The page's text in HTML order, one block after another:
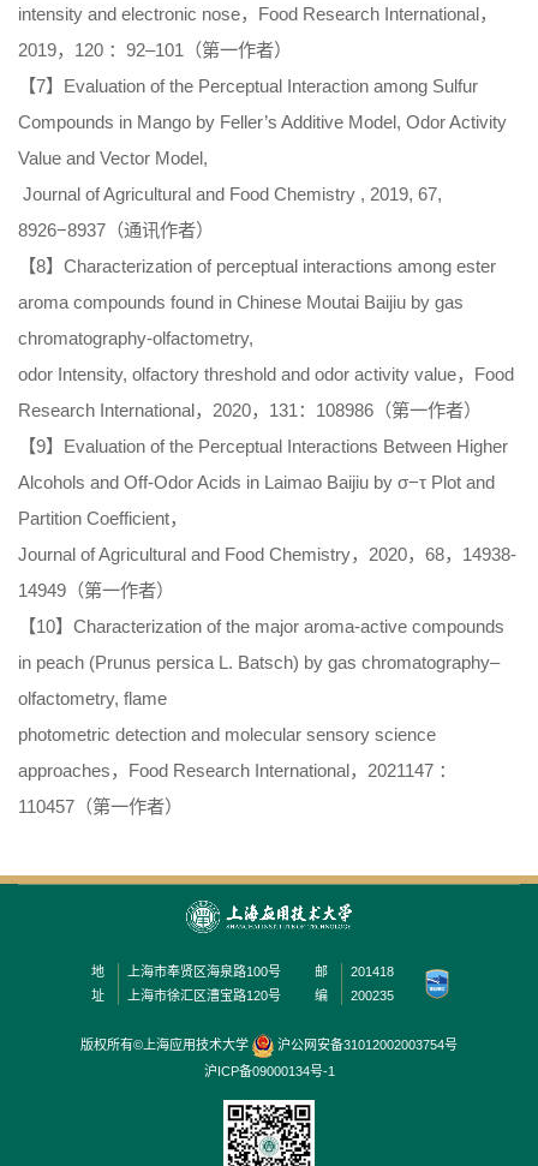
intensity and electronic nose，Food Research International，
2019，120 ：92–101（第一作者）
【7】Evaluation of the Perceptual Interaction among Sulfur
Compounds in Mango by Feller’s Additive Model, Odor Activity
Value and Vector Model,
Journal of Agricultural and Food Chemistry , 2019, 67,
8926−8937（通讯作者）
【8】Characterization of perceptual interactions among ester
aroma compounds found in Chinese Moutai Baijiu by gas
chromatography-olfactometry,
odor Intensity, olfactory threshold and odor activity value，Food
Research International，2020，131：108986（第一作者）
【9】Evaluation of the Perceptual Interactions Between Higher
Alcohols and Off-Odor Acids in Laimao Baijiu by σ−τ Plot and
Partition Coefficient，
Journal of Agricultural and Food Chemistry，2020，68，14938-
14949（第一作者）
【10】Characterization of the major aroma-active compounds
in peach (Prunus persica L. Batsch) by gas chromatography–
olfactometry, flame
photometric detection and molecular sensory science
approaches，Food Research International，2021147 ：
110457（第一作者）
地
址
上海市奉贤区海泉路100号
上海市徐汇区漕宝路120号
邮
编
201418
200235
版权所有©上海应用技术大学
沪公网安备31012002003754号
沪ICP备09000134号-1